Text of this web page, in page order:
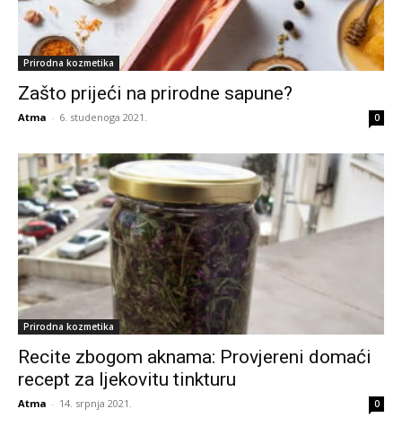
Prirodna kozmetika
Zašto prijeći na prirodne sapune?
Atma - 6. studenoga 2021. 0
Prirodna kozmetika
Recite zbogom aknama: Provjereni domaći
recept za ljekovitu tinkturu
Atma - 14. srpnja 2021. 0